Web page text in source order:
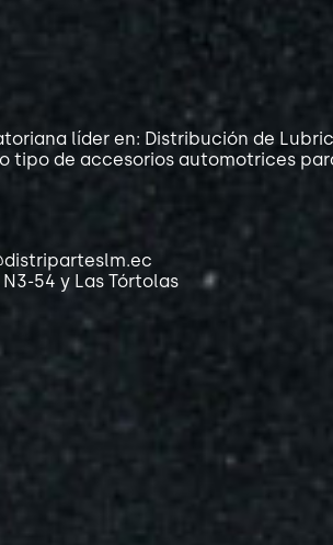
líder en: Distribución de
tipo de accesorios automotrices
54 y Las Tórtolas